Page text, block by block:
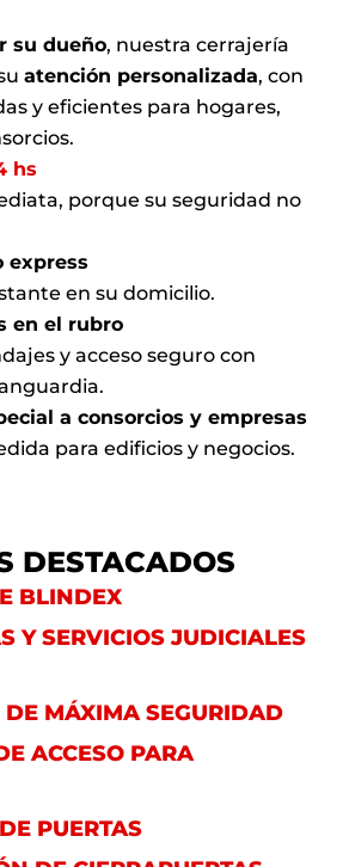
su dueño, nuestra cerrajería
atención personalizada, con
y eficientes para hogares,
hs
porque su seguridad no
express
en su domicilio.
en el rubro
y acceso seguro con
a consorcios y empresas
para edificios y negocios.
DESTACADOS
BLINDEX
Y SERVICIOS JUDICIALES
DE MÁXIMA SEGURIDAD
ACCESO PARA
PUERTAS